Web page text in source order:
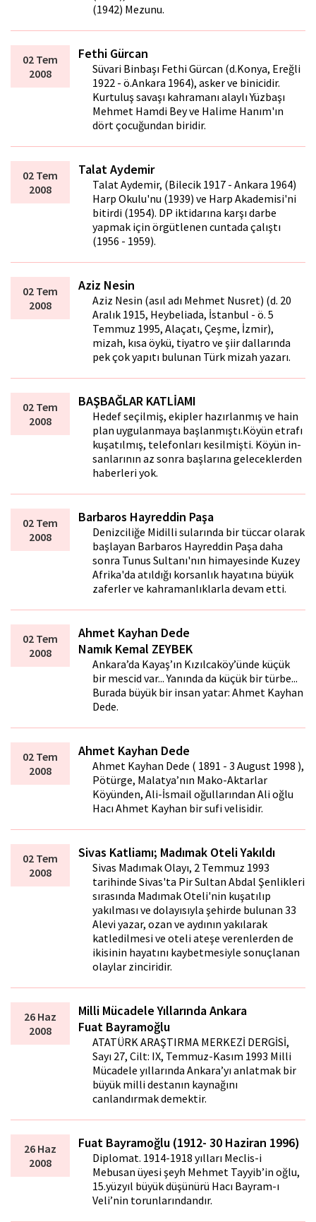
(1942) Mezunu.
02 Tem
2008
Fethi Gürcan
Süvari Binbaşı Fethi Gürcan (d.Konya, Ereğli
1922 - ö.Ankara 1964), asker ve binicidir.
Kurtuluş savaşı kahramanı alaylı Yüzbaşı
Mehmet Hamdi Bey ve Halime Hanım'ın
dört çocuğundan biridir.
02 Tem
2008
Talat Aydemir
Talat Aydemir, (Bilecik 1917 - Ankara 1964)
Harp Okulu'nu (1939) ve Harp Akademisi'ni
bitirdi (1954). DP iktidarına karşı darbe
yapmak için örgütlenen cuntada çalıştı
(1956 - 1959).
02 Tem
2008
Aziz Nesin
Aziz Nesin (asıl adı Mehmet Nusret) (d. 20
Aralık 1915, Heybeliada, İstanbul - ö. 5
Temmuz 1995, Alaçatı, Çeşme, İzmir),
mizah, kısa öykü, tiyatro ve şiir dallarında
pek çok yapıtı bulunan Türk mizah yazarı.
02 Tem
2008
BAŞBAĞLAR KATLİAMI
Hedef seçilmiş, ekipler hazırlanmış ve hain
plan uygulanmaya başlanmıştı.Köyün etrafı
kuşatılmış, telefonları kesilmişti. Köyün in­
sanlarının az sonra başlarına geleceklerden
haberleri yok.
02 Tem
2008
Barbaros Hayreddin Paşa
Denizciliğe Midilli sularında bir tüccar olarak
başlayan Barbaros Hayreddin Paşa daha
sonra Tunus Sultanı'nın himayesinde Kuzey
Afrika'da atıldığı korsanlık hayatına büyük
zaferler ve kahramanlıklarla devam etti.
02 Tem
2008
Ahmet Kayhan Dede
Namık Kemal ZEYBEK
Ankara’da Kayaş’ın Kızılcaköy’ünde küçük
bir mescid var... Yanında da küçük bir türbe...
Burada büyük bir insan yatar: Ahmet Kayhan
Dede.
02 Tem
2008
Ahmet Kayhan Dede
Ahmet Kayhan Dede ( 1891 - 3 August 1998 ),
Pötürge, Malatya’nın Mako-Aktarlar
Köyünden, Ali-İsmail oğullarından Ali oğlu
Hacı Ahmet Kayhan bir sufi velisidir.
02 Tem
2008
Sivas Katliamı; Madımak Oteli Yakıldı
Sivas Madımak Olayı, 2 Temmuz 1993
tarihinde Sivas'ta Pir Sultan Abdal Şenlikleri
sırasında Madımak Oteli'nin kuşatılıp
yakılması ve dolayısıyla şehirde bulunan 33
Alevi yazar, ozan ve aydının yakılarak
katledilmesi ve oteli ateşe verenlerden de
ikisinin hayatını kaybetmesiyle sonuçlanan
olaylar zinciridir.
26 Haz
2008
Milli Mücadele Yıllarında Ankara
Fuat Bayramoğlu
ATATÜRK ARAŞTIRMA MERKEZİ DERGİSİ,
Sayı 27, Cilt: IX, Temmuz-Kasım 1993 Milli
Mücadele yıllarında Ankara’yı anlatmak bir
büyük milli destanın kaynağını
canlandırmak demektir.
26 Haz
2008
Fuat Bayramoğlu (1912- 30 Haziran 1996)
Diplomat. 1914-1918 yılları Meclis-i
Mebusan üyesi şeyh Mehmet Tayyib’in oğlu,
15.yüzyıl büyük düşünürü Hacı Bayram-ı
Veli’nin torunlarındandır.